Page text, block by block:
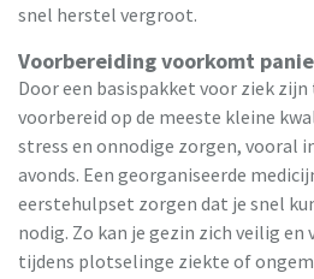
snel herstel vergroot.
Voorbereiding voorkomt
Door een basispakket voor ziek zijn
voorbereid op de meeste kleine
stress en onnodige zorgen, vooral
avonds. Een georganiseerde
eerstehulpset zorgen dat je snel
nodig. Zo kan je gezin zich veilig
tijdens plotselinge ziekte of